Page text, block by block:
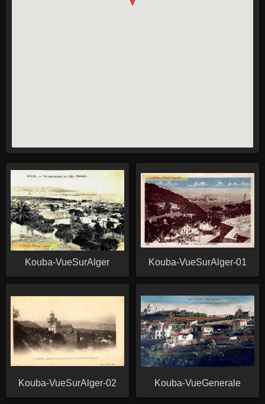
Kouba-VueSurAlger Kouba-VueSurAlger-01
Kouba-VueSurAlger-02 Kouba-VueGenerale